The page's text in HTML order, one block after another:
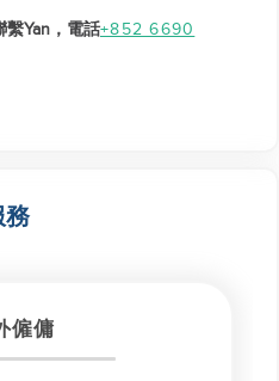
Yan，電話+852 6690
務
僱傭